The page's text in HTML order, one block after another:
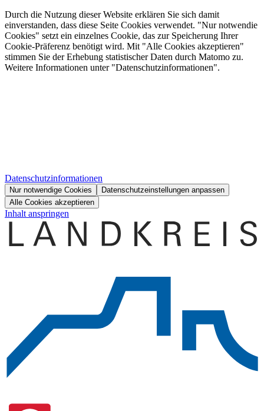
Durch die Nutzung dieser Website erklären Sie sich damit
einverstanden, dass diese Seite Cookies verwendet. "Nur notwendie
Cookies" setzt ein einzelnes Cookie, das zur Speicherung Ihrer
Cookie-Präferenz benötigt wird. Mit "Alle Cookies akzeptieren"
stimmen Sie der Erhebung statistischer Daten durch Matomo zu.
Weitere Informationen unter "Datenschutzinformationen".
Datenschutzinformationen
Nur notwendige Cookies
Datenschutzeinstellungen anpassen
Alle Cookies akzeptieren
Inhalt anspringen